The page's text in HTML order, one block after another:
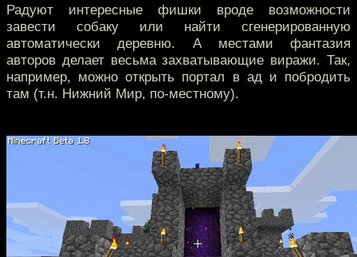
Радуют интересные фишки вроде возможности
завести собаку или найти сгенерированную
автоматически деревню. А местами фантазия
авторов делает весьма захватывающие виражи. Так,
например, можно открыть портал в ад и побродить
там (т.н. Нижний Мир, по-местному).